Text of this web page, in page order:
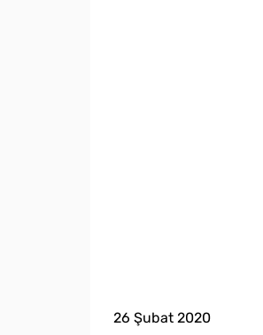
26 Şubat 2020